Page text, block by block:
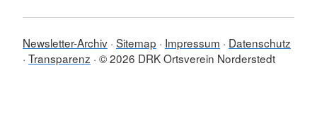
Newsletter-Archiv Sitemap Impressum
Datenschutz
Transparenz © 2026 DRK Ortsverein Norderstedt